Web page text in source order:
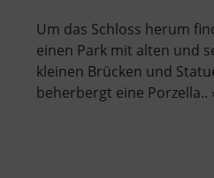
Um das Schloss herum
einen Park mit alten und
kleinen Brücken und
beherbergt eine Porzella..